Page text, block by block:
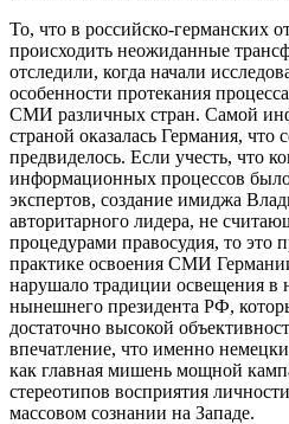
То, что в российско-германских
происходить неожиданные
отследили, когда начали
особенности протекания
СМИ различных стран. Самой
страной оказалась Германия, что
предвиделось. Если учесть, что
информационных процессов
экспертов, создание имиджа
авторитарного лидера, не
процедурами правосудия, то это
практике освоения СМИ
нарушало традиции освещения в
нынешнего президента РФ,
достаточно высокой
впечатление, что именно
как главная мишень мощной
стереотипов восприятия
массовом сознании на Западе.